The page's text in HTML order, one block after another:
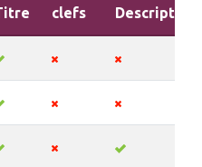
clefs
Description